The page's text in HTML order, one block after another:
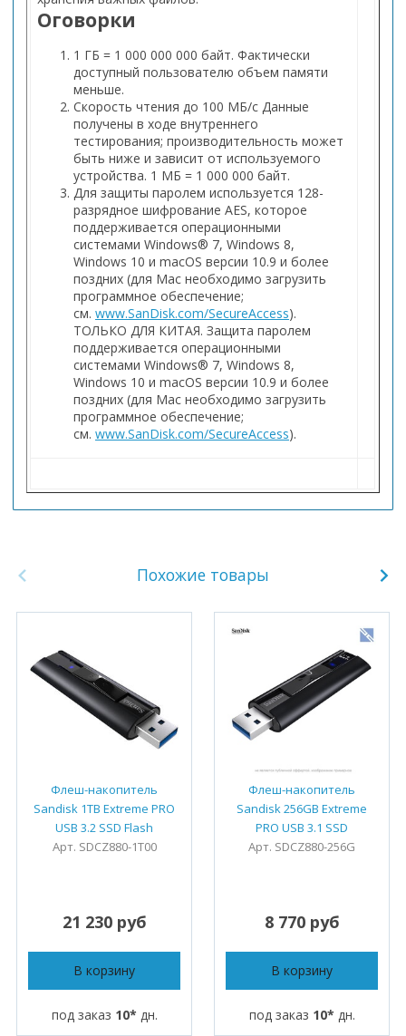
Оговорки
1 ГБ = 1 000 000 000 байт. Фактически
доступный пользователю объем памяти
меньше.
Скорость чтения до 100 МБ/с Данные
получены в ходе внутреннего
тестирования; производительность может
быть ниже и зависит от используемого
устройства. 1 МБ = 1 000 000 байт.
Для защиты паролем используется 128-
разрядное шифрование AES, которое
поддерживается операционными
системами Windows® 7, Windows 8,
Windows 10 и macOS версии 10.9 и более
поздних (для Mac необходимо загрузить
программное обеспечение;
см. www.SanDisk.com/SecureAccess).
ТОЛЬКО ДЛЯ КИТАЯ. Защита паролем
поддерживается операционными
системами Windows® 7, Windows 8,
Windows 10 и macOS версии 10.9 и более
поздних (для Mac необходимо загрузить
программное обеспечение;
см. www.SanDisk.com/SecureAccess).
Похожие товары
Флеш-накопитель
Sandisk 1TB Extreme PRO
USB 3.2 SSD Flash
Арт. SDCZ880-1T00
21 230 руб
В корзину
под заказ 10* дн.
Флеш-накопитель
Sandisk 256GB Extreme
PRO USB 3.1 SSD
Арт. SDCZ880-256G
8 770 руб
В корзину
под заказ 10* дн.